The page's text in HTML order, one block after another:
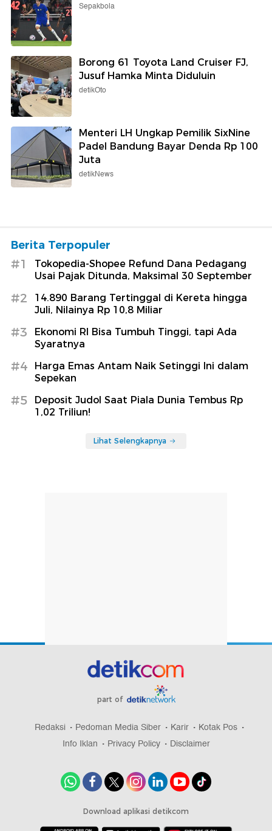
Sepakbola
Borong 61 Toyota Land Cruiser FJ,
Jusuf Hamka Minta Diduluin
detikOto
Menteri LH Ungkap Pemilik SixNine
Padel Bandung Bayar Denda Rp 100
Juta
detikNews
Berita Terpopuler
#1
Tokopedia-Shopee Refund Dana Pedagang
Usai Pajak Ditunda, Maksimal 30 September
#2
14.890 Barang Tertinggal di Kereta hingga
Juli, Nilainya Rp 10,8 Miliar
#3
Ekonomi RI Bisa Tumbuh Tinggi, tapi Ada
Syaratnya
#4
Harga Emas Antam Naik Setinggi Ini dalam
Sepekan
#5
Deposit Judol Saat Piala Dunia Tembus Rp
1,02 Triliun!
Lihat Selengkapnya
part of
Redaksi Pedoman Media Siber Karir
Kotak Pos
Info Iklan
Privacy Policy Disclaimer
Download aplikasi detikcom